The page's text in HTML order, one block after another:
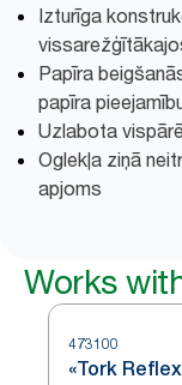
Izturīga
Papīra
papīra
Uzlabota
Oglekļa ziņā
apjoms
Works
473100
«Tork